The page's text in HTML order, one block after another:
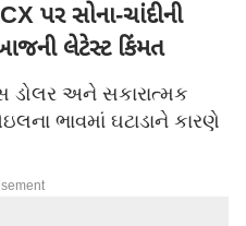
પર સોના-ચાંદીની
લેટેસ્ટ કિંમત
ડોલર અને સકારાત્મક
ભાવમાં ઘટાડાને કારણે